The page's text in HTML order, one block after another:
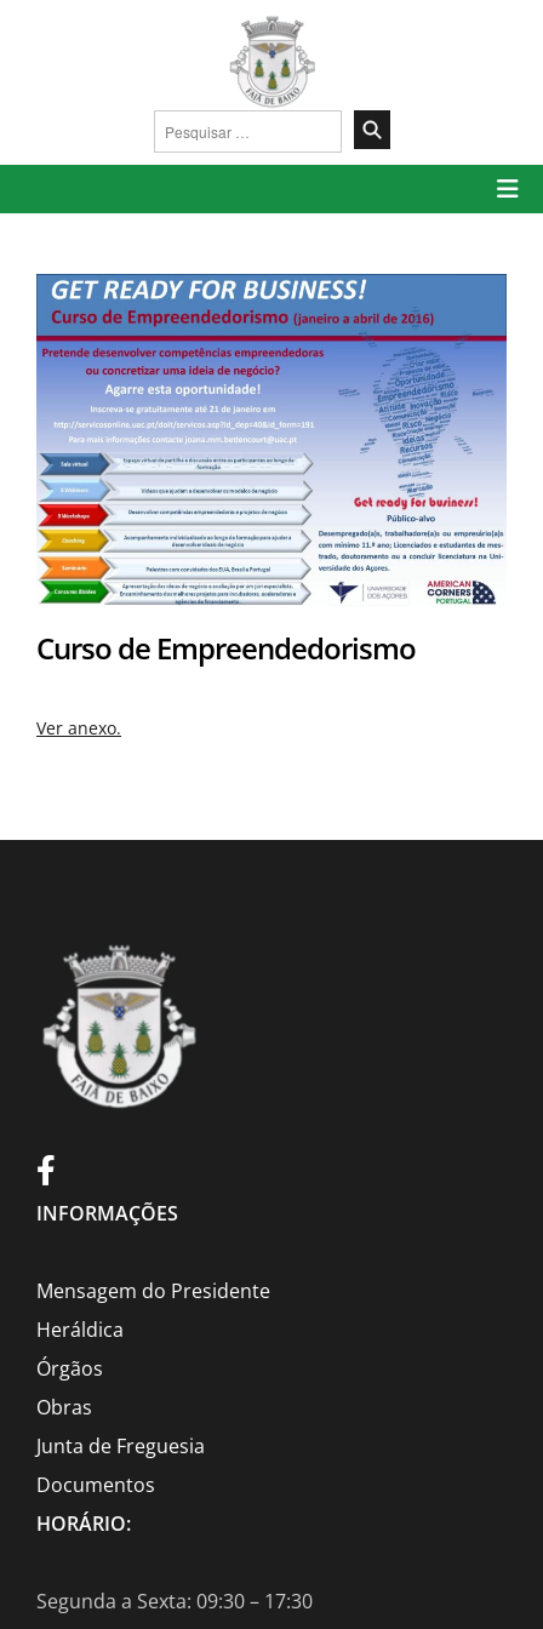
Pesquisar
por:
Curso de Empreendedorismo
Ver anexo.
INFORMAÇÕES
Mensagem do Presidente
Heráldica
Órgãos
Obras
Junta de Freguesia
Documentos
HORÁRIO:
Segunda a Sexta: 09:30 – 17:30